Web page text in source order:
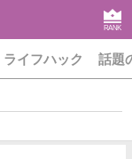
RANK
ライフハック 話題